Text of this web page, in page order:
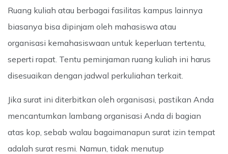
Ruang kuliah atau berbagai fasilitas kampus lainnya
biasanya bisa dipinjam oleh mahasiswa atau
organisasi kemahasiswaan untuk keperluan tertentu,
seperti rapat. Tentu peminjaman ruang kuliah ini harus
disesuaikan dengan jadwal perkuliahan terkait.
Jika surat ini diterbitkan oleh organisasi, pastikan Anda
mencantumkan lambang organisasi Anda di bagian
atas kop, sebab walau bagaimanapun surat izin tempat
adalah surat resmi. Namun, tidak menutup